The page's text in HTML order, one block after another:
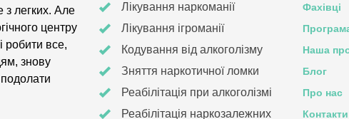
з легких. Але
центру
робити все,
знову
Лікування наркоманії
Лікування ігроманії
Кодування від алкоголізму
Зняття наркотичної ломки
Реабілітація при алкоголізмі
Реабілітація наркозалежних
Фахівці
Наша
Блог
Про нас
Контакти